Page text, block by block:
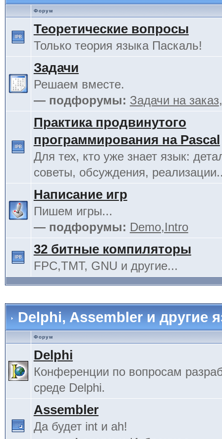
Форум
Теоретические вопросы
Только теория языка Паскаль!
Задачи
Решаем вместе.
— подфорумы: Задачи на заказ
Практика продвинутого
программирования на Pascal
Для тех, кто уже знает язык:
советы, обсуждения,
Написание игр
Пишем игры...
— подфорумы: Demo,Intro
32 битные компиляторы
FPC,TMT, GNU и другие...
Delphi, Assembler и другие
Форум
Delphi
Конференции по вопросам
среде Delphi.
Assembler
Да будет int и ah!